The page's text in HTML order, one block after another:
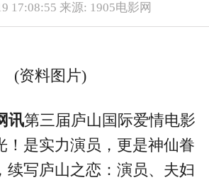
17:08:55 来源: 1905电影网
(资料图片)
讯第三届庐山国际爱情电影
！是实力演员，更是神仙眷
续写庐山之恋：演员、夫妇